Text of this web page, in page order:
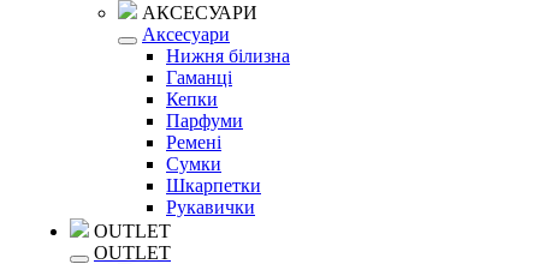
АКСЕСУАРИ
Аксесуари
Нижня білизна
Гаманці
Кепки
Парфуми
Ремені
Сумки
Шкарпетки
Рукавички
OUTLET
OUTLET